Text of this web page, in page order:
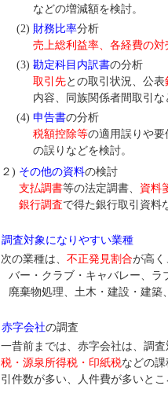
などの増減額を検討。
(2) 財務比率分析
売上総利益率、各経費の対
(3) 勘定科目内訳書の分析
取引先との取引状況、公表
内容、同族関係者間取引な
(4) 申告書の分析
税額控除等の適用誤りや要
の誤りなどを検討。
２) その他の資料の検討
支払調書等の法定調書、 資料
銀行調査で得た銀行取引資料
調査対象になりやすい業種
次の業種は、 不正発見割合が高く
バー・クラブ・キャバレー、ラ
廃棄物処理、土木・建設・建築
赤字会社の調査
一昔前までは、赤字会社は、調
税・源泉所得税・印紙税などの課
引件数が多い、人件費が多いと